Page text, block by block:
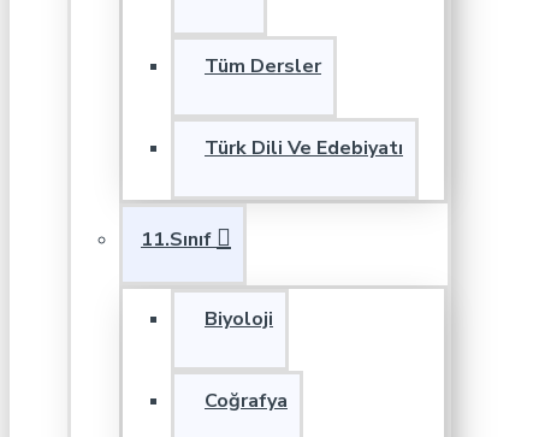
Tüm Dersler
Türk Dili Ve Edebiyatı
11.Sınıf
Biyoloji
Coğrafya